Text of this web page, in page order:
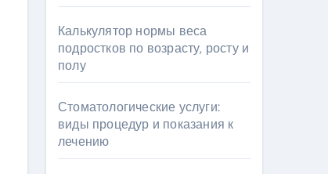
Калькулятор нормы веса
подростков по возрасту, росту и
полу
Стоматологические услуги:
виды процедур и показания к
лечению